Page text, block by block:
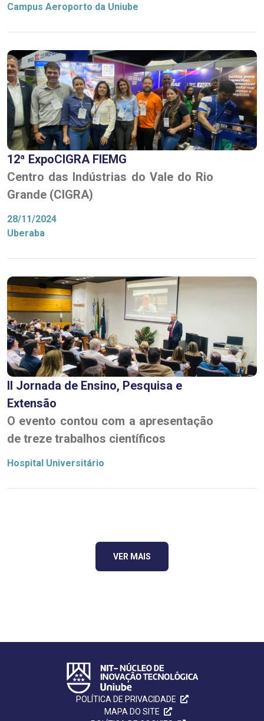
Campus Aeroporto da Uniube
12ª ExpoCIGRA FIEMG
Centro das Indústrias do Vale do Rio
Grande (CIGRA)
28/11/2024
Uberaba
II Jornada de Ensino, Pesquisa e
Extensão
O evento contou com a apresentação
de treze trabalhos científicos
Hospital Universitário
VER MAIS
POLÍTICA DE PRIVACIDADE
MAPA DO SITE